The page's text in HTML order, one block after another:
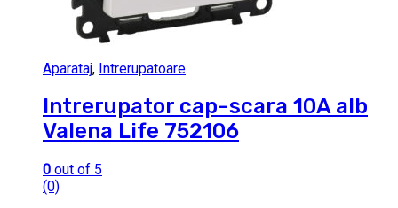
Aparataj, Intrerupatoare
Intrerupator cap-scara 10A alb
Valena Life 752106
0 out of 5
(0)